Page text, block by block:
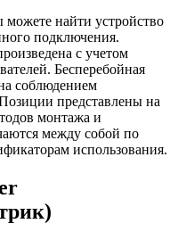
найти устройство
подключения.
с учетом
Бесперебойная
соблюдением
представлены на
монтажа и
между собой по
использования.